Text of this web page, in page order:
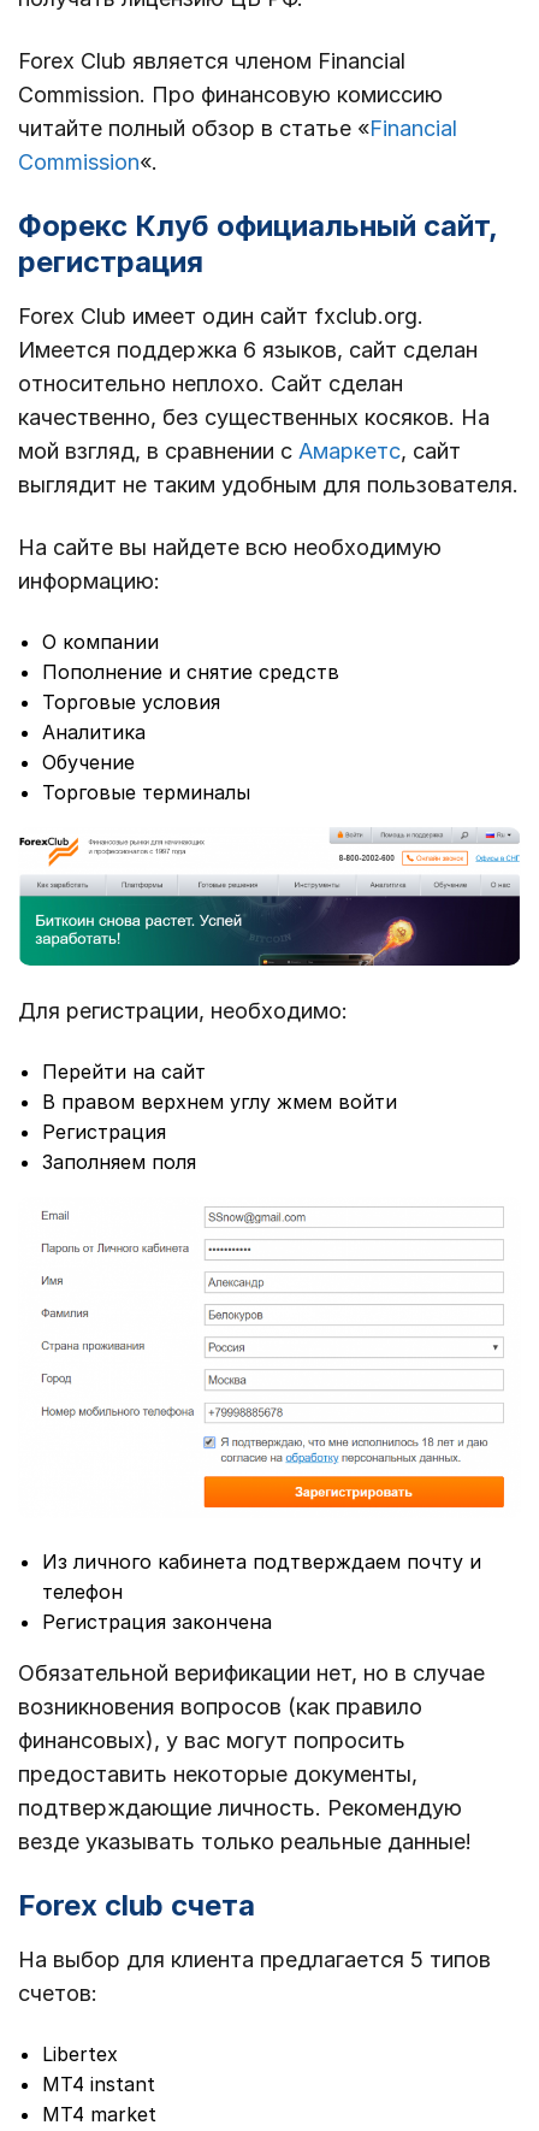
Forex Club является членом Financial
Commission. Про финансовую комиссию
читайте полный обзор в статье «Financial
Commission«.
Форекс Клуб официальный сайт,
регистрация
Forex Club имеет один сайт fxclub.org.
Имеется поддержка 6 языков, сайт сделан
относительно неплохо. Сайт сделан
качественно, без существенных косяков. На
мой взгляд, в сравнении с Амаркетс, сайт
выглядит не таким удобным для пользователя.
На сайте вы найдете всю необходимую
информацию:
О компании
Пополнение и снятие средств
Торговые условия
Аналитика
Обучение
Торговые терминалы
Для регистрации, необходимо:
Перейти на сайт
В правом верхнем углу жмем войти
Регистрация
Заполняем поля
Из личного кабинета подтверждаем почту и
телефон
Регистрация закончена
Обязательной верификации нет, но в случае
возникновения вопросов (как правило
финансовых), у вас могут попросить
предоставить некоторые документы,
подтверждающие личность. Рекомендую
везде указывать только реальные данные!
Forex club счета
На выбор для клиента предлагается 5 типов
счетов:
Libertex
MT4 instant
MT4 market